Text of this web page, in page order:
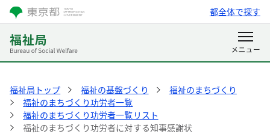
都全体で探す
福祉局トップ 福祉の基盤づくり
福祉のまちづくり
福祉のまちづくり功労者一覧
福祉のまちづくり功労者一覧リスト
福祉のまちづくり功労者に対する知事感謝状